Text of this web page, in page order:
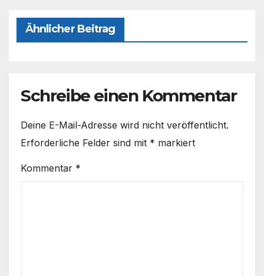
Ähnlicher Beitrag
Schreibe einen Kommentar
Deine E-Mail-Adresse wird nicht veröffentlicht.
Erforderliche Felder sind mit * markiert
Kommentar *